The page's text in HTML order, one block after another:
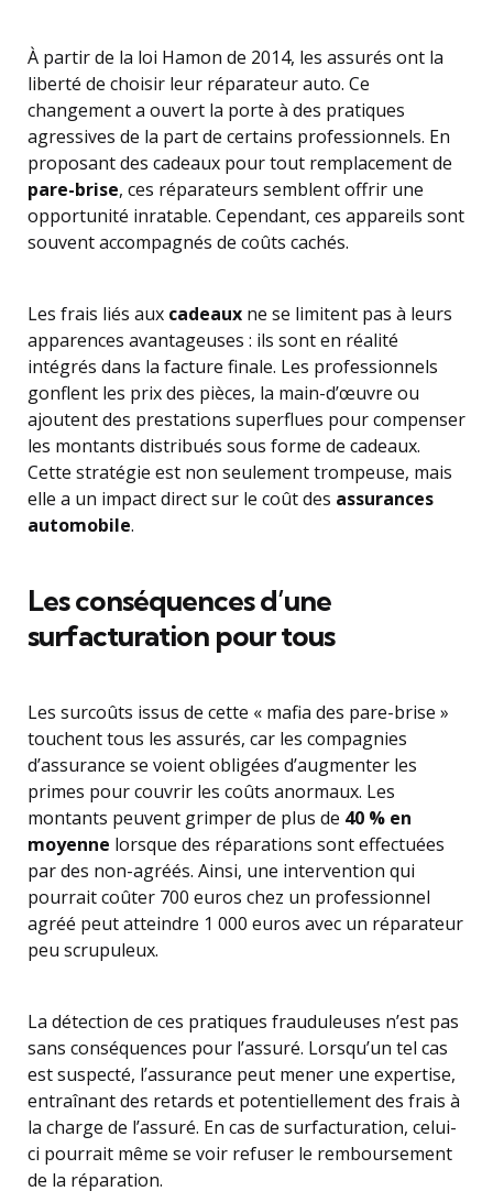
À partir de la loi Hamon de 2014, les assurés ont la
liberté de choisir leur réparateur auto. Ce
changement a ouvert la porte à des pratiques
agressives de la part de certains professionnels. En
proposant des cadeaux pour tout remplacement de
pare-brise, ces réparateurs semblent offrir une
opportunité inratable. Cependant, ces appareils sont
souvent accompagnés de coûts cachés.
Les frais liés aux cadeaux ne se limitent pas à leurs
apparences avantageuses : ils sont en réalité
intégrés dans la facture finale. Les professionnels
gonflent les prix des pièces, la main-d’œuvre ou
ajoutent des prestations superflues pour compenser
les montants distribués sous forme de cadeaux.
Cette stratégie est non seulement trompeuse, mais
elle a un impact direct sur le coût des assurances
automobile.
Les conséquences d’une
surfacturation pour tous
Les surcoûts issus de cette « mafia des pare-brise »
touchent tous les assurés, car les compagnies
d’assurance se voient obligées d’augmenter les
primes pour couvrir les coûts anormaux. Les
montants peuvent grimper de plus de 40 % en
moyenne lorsque des réparations sont effectuées
par des non-agréés. Ainsi, une intervention qui
pourrait coûter 700 euros chez un professionnel
agréé peut atteindre 1 000 euros avec un réparateur
peu scrupuleux.
La détection de ces pratiques frauduleuses n’est pas
sans conséquences pour l’assuré. Lorsqu’un tel cas
est suspecté, l’assurance peut mener une expertise,
entraînant des retards et potentiellement des frais à
la charge de l’assuré. En cas de surfacturation, celui-
ci pourrait même se voir refuser le remboursement
de la réparation.